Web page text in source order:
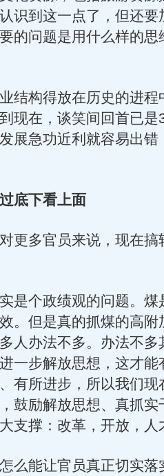
识到这一点了，但还要
的问题是用什么样的思
构得放在历史的进程
现在，谈笑间回首已是
展急功近利就容易出错
底下看上面
多官员来说，现在搞
个政绩观的问题。煤
。但是真的抓煤的高附
人办法不多。办法不多
一步解放思想，这才能
有所进步，所以我们现
鼓励解放思想、真抓实
支撑：改革，开放，人
能让官员真正切实落